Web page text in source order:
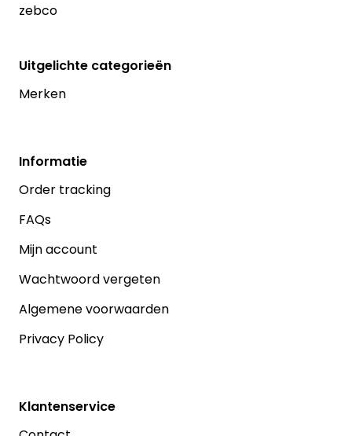
zebco
Uitgelichte categorieën
Merken
Informatie
Order tracking
FAQs
Mijn account
Wachtwoord vergeten
Algemene voorwaarden
Privacy Policy
Klantenservice